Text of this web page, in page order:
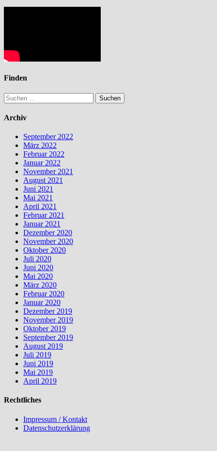
Finden
Suchen
nach:
Archiv
September 2022
März 2022
Februar 2022
Januar 2022
November 2021
August 2021
Juni 2021
Mai 2021
April 2021
Februar 2021
Januar 2021
Dezember 2020
November 2020
Oktober 2020
Juli 2020
Juni 2020
Mai 2020
März 2020
Februar 2020
Januar 2020
Dezember 2019
November 2019
Oktober 2019
September 2019
August 2019
Juli 2019
Juni 2019
Mai 2019
April 2019
Rechtliches
Impressum / Kontakt
Datenschutzerklärung